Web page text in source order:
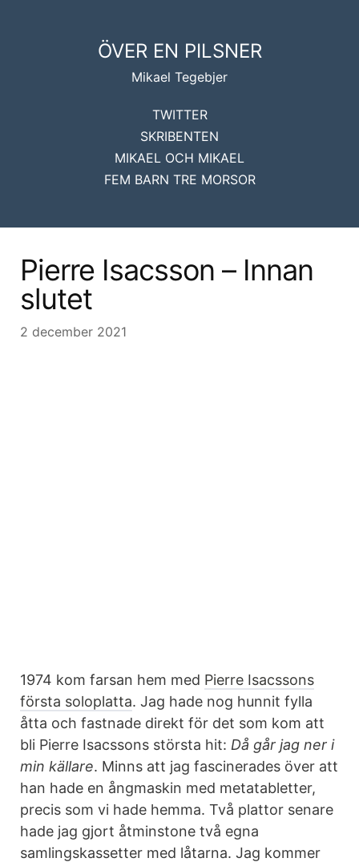
ÖVER EN PILSNER
Mikael Tegebjer
TWITTER
SKRIBENTEN
MIKAEL OCH MIKAEL
FEM BARN TRE MORSOR
Pierre Isacsson – Innan
slutet
2 december 2021
1974 kom farsan hem med Pierre Isacssons
första soloplatta. Jag hade nog hunnit fylla
åtta och fastnade direkt för det som kom att
bli Pierre Isacssons största hit: Då går jag ner i
min källare. Minns att jag fascinerades över att
han hade en ångmaskin med metatabletter,
precis som vi hade hemma. Två plattor senare
hade jag gjort åtminstone två egna
samlingskassetter med låtarna. Jag kommer